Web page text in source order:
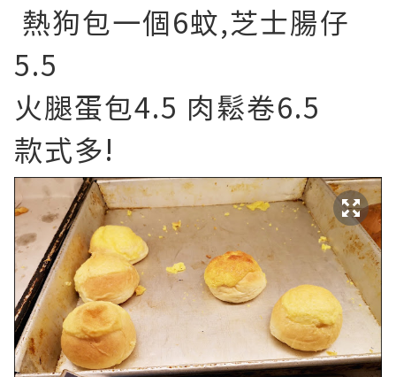
熱狗包一個6蚊,芝士腸仔
5.5
火腿蛋包4.5 肉鬆卷6.5
款式多!